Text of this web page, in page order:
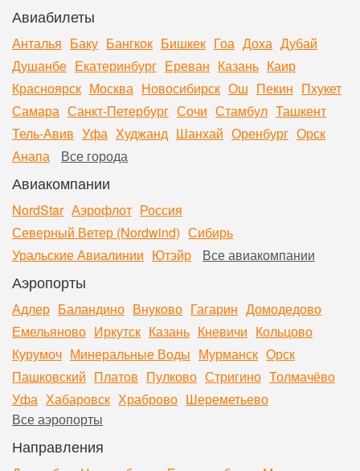
Авиабилеты
Анталья Баку Бангкок Бишкек Гоа Доха Дубай
Душанбе Екатеринбург Ереван Казань Каир
Красноярск Москва Новосибирск Ош Пекин Пхукет
Самара Санкт-Петербург Сочи Стамбул Ташкент
Тель-Авив Уфа Худжанд Шанхай Оренбург Орск
Анапа
Все города
Авиакомпании
NordStar Аэрофлот Россия
Северный Ветер (Nordwind) Сибирь
Уральские Авиалинии Ютэйр Все авиакомпании
Аэропорты
Адлер Баландино Внуково Гагарин Домодедово
Емельяново Иркутск Казань Кневичи Кольцово
Курумоч Минеральные Воды Мурманск Орск
Пашковский Платов Пулково Стригино Толмачёво
Уфа Хабаровск Храброво Шереметьево
Все аэропорты
Направления